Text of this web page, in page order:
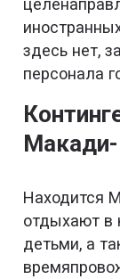
здесь нет,
персонала
Находится
отдыхают в
детьми, а